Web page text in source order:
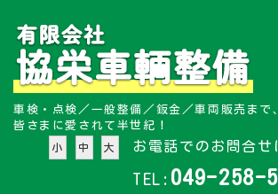
車検・点検／一般整備／鈑金／車両販売まで
皆さまに愛されて半世紀！
お電話でのお問合せ
TEL: 049-258-
小 中 大